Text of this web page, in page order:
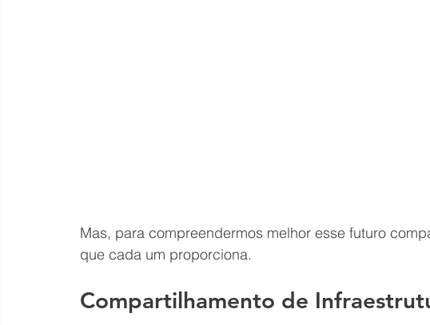
Mas, para compreendermos melhor esse futuro
que cada um proporciona.
Compartilhamento de